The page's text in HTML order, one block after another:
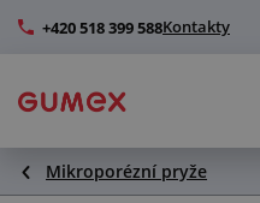
+420 518 399 588Kontakty
Hadice a jejich kompletace
Mikroporézní pryže